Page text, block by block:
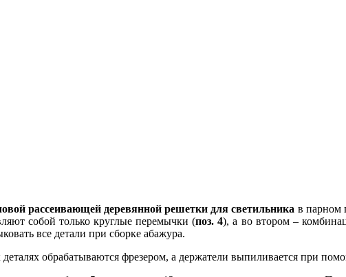
рассеивающей деревянной решетки для светильника в парном
собой только круглые перемычки (поз. 4), а во втором –
все детали при сборке абажура.
обрабатываются фрезером, а держатели выпиливается при